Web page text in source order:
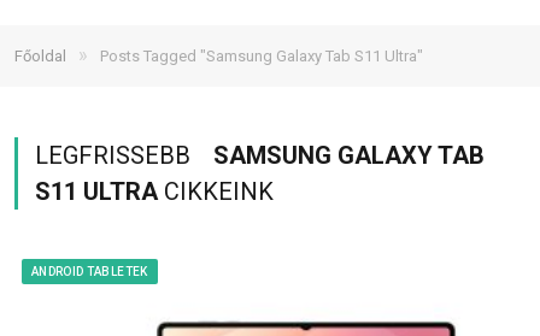
Főoldal » Posts Tagged "Samsung Galaxy Tab S11 Ultra"
LEGFRISSEBB
SAMSUNG GALAXY TAB
S11 ULTRACIKKEINK
ANDROID TABLETEK